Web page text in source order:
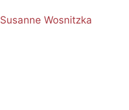
Susanne Wosnitzka